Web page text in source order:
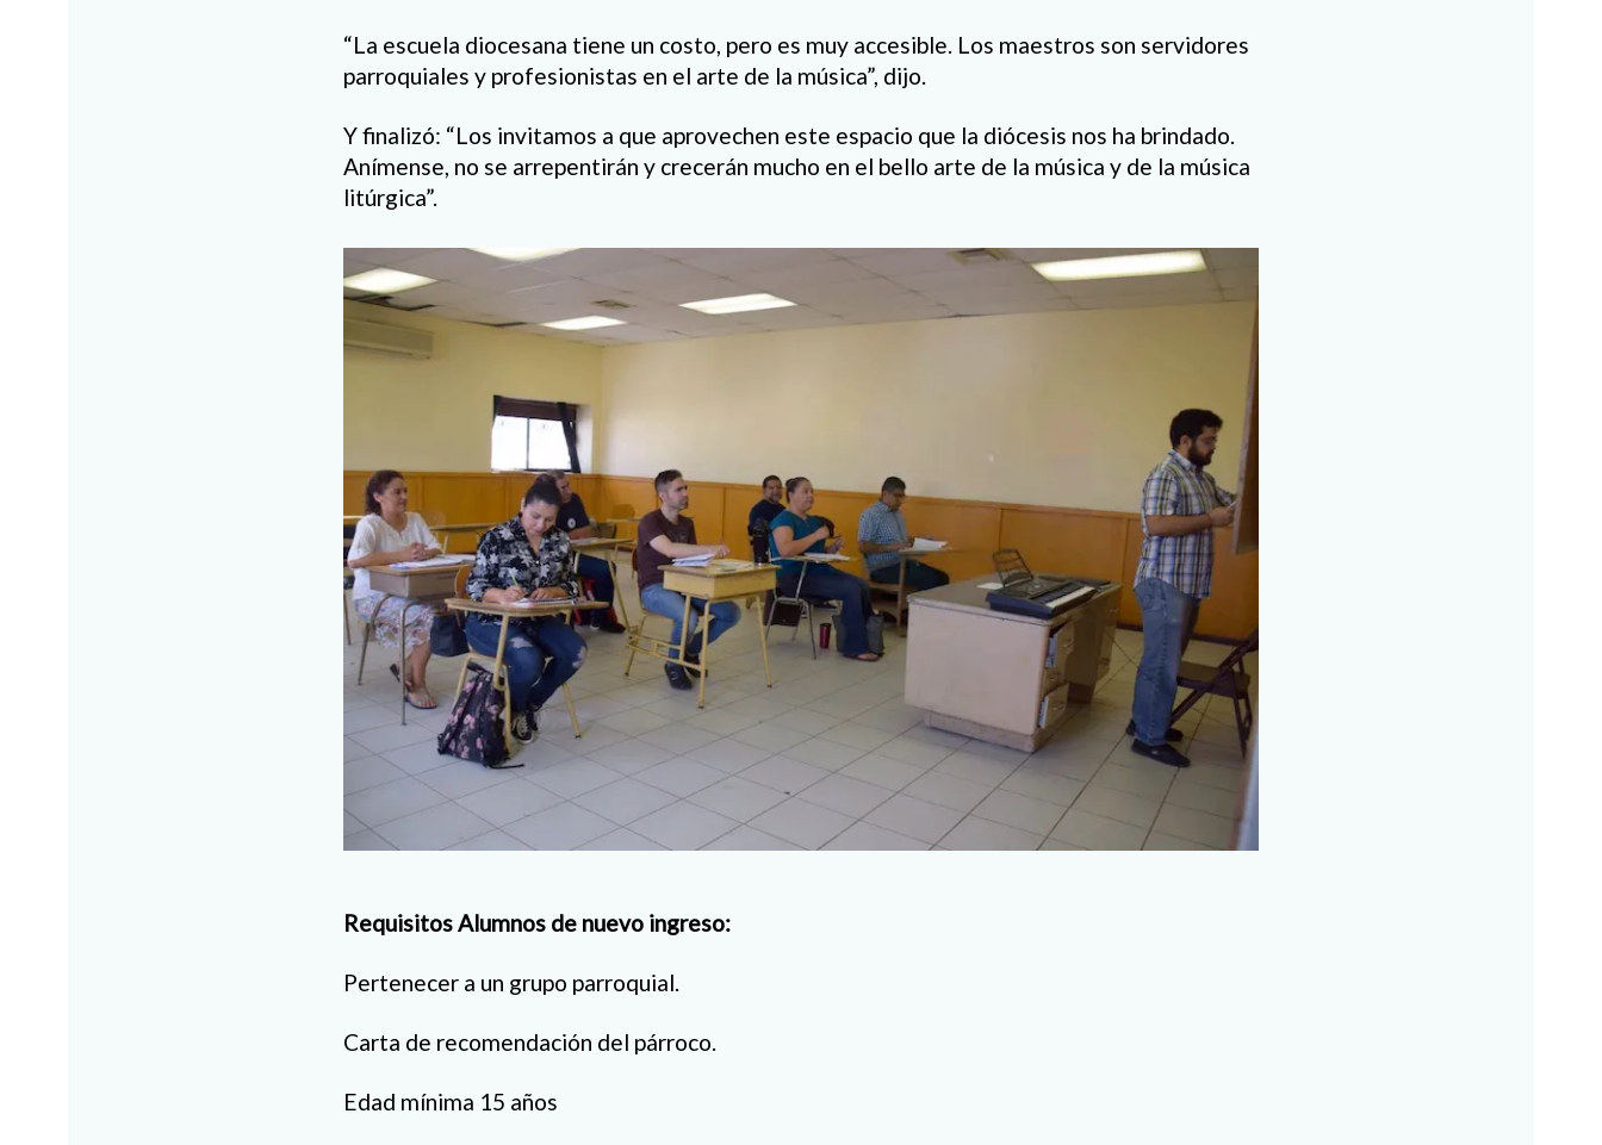
“La escuela diocesana tiene un costo, pero es muy accesible. Los maestros son servidores
parroquiales y profesionistas en el arte de la música”, dijo.
Y finalizó: “Los invitamos a que aprovechen este espacio que la diócesis nos ha brindado.
Anímense, no se arrepentirán y crecerán mucho en el bello arte de la música y de la música
litúrgica”.
Requisitos Alumnos de nuevo ingreso:
Pertenecer a un grupo parroquial.
Carta de recomendación del párroco.
Edad mínima 15 años